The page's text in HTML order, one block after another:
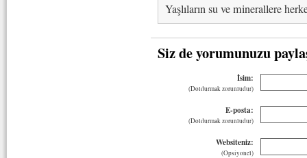
Yaşlıların su ve minerallere
Siz de yorumunuzu
İsim:
(Doldurmak zorunludur)
E-posta:
(Doldurmak zorunludur)
Websiteniz:
(Opsiyonel)